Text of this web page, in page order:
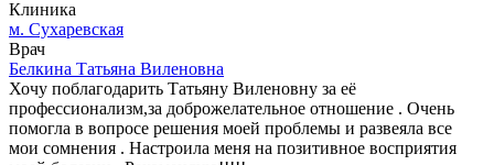
Клиника
м. Сухаревская
Врач
Белкина Татьяна Виленовна
Хочу поблагодарить Татьяну Виленовну за её
профессионализм,за доброжелательное отношение . Очень
помогла в вопросе решения моей проблемы и развеяла все
мои сомнения . Настроила меня на позитивное восприятия